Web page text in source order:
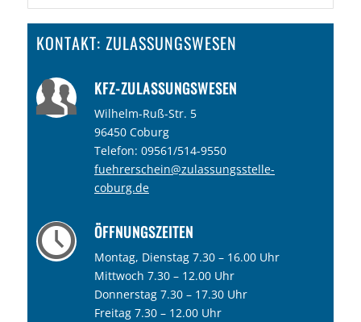
KONTAKT: ZULASSUNGSWESEN
KFZ-ZULASSUNGSWESEN
Wilhelm-Ruß-Str. 5
96450 Coburg
Telefon:09561/514-9550
fuehrerschein@zulassungsstelle-
coburg.de
ÖFFNUNGSZEITEN
Montag, Dienstag 7.30 – 16.00 Uhr
Mittwoch 7.30 – 12.00 Uhr
Donnerstag 7.30 – 17.30 Uhr
Freitag 7.30 – 12.00 Uhr